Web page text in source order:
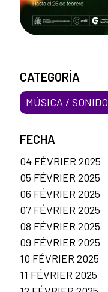
CATEGORÍA
MÚSICA / SONIDO
FECHA
04 FÉVRIER 2025
05 FÉVRIER 2025
06 FÉVRIER 2025
07 FÉVRIER 2025
08 FÉVRIER 2025
09 FÉVRIER 2025
10 FÉVRIER 2025
11 FÉVRIER 2025